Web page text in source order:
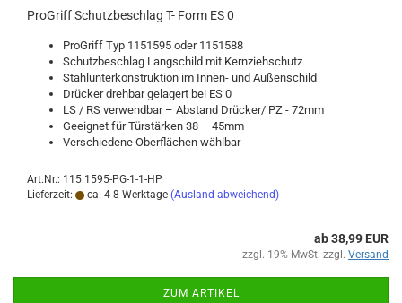
Pro­Griff Schutz­be­schlag T- Form ES 0
Pro­Griff Typ 1151595 oder 1151588
Schutz­be­schlag Lang­schild mit Kern­zieh­schutz
Stahl­un­ter­kon­struk­ti­on im Innen-​ und Au­ßen­schild
Drü­cker dreh­bar ge­la­gert bei ES 0
LS / RS ver­wend­bar – Ab­stand Drü­cker/ PZ - 72mm
Ge­eig­net für Tür­stär­ken 38 – 45mm
Ver­schie­de­ne Ober­flä­chen wähl­bar
Art.Nr.: 115.1595-PG-1-1-HP
Lieferzeit:
ca. 4-8 Werktage (Ausland abweichend)
ab 38,99 EUR
zzgl. 19% MwSt. zzgl. Versand
ZUM ARTIKEL